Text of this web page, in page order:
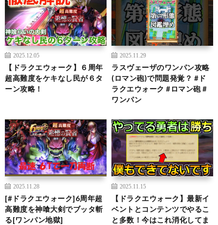
2025.12.05
【ドラクエウォーク】６周年
超高難度をケキなし民が６タ
ーン攻略！
2025.11.29
ラスヴェーザのワンパン攻略
(ロマン砲)で問題発覚？ #ド
ラクエウォーク #ロマン砲 #
ワンパン
2025.11.28
[#ドラクエウォーク]6周年超
高難度を神喰大剣でブッタ斬
る[ワンパン地獄]
2025.11.15
【ドラクエウォーク】最新イ
ベントとコンテンツでやるこ
と多数！今はこれ消化してま